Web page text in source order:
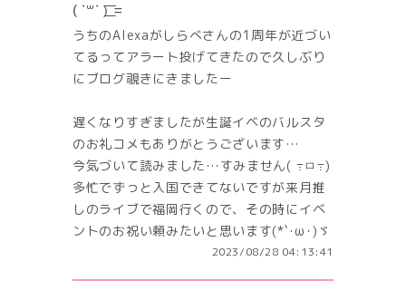
( ˙꒳​˙ )͟͟͞͞ =
うちのAlexaがしらべさんの1周年が近づい
てるってアラート投げてきたので久しぶり
にブログ覗きにきましたー
遅くなりすぎましたが生誕イベのバルスタ
のお礼コメもありがとうございます…
今気づいて読みました…すみません( ߹ㅁ߹)
多忙でずっと入国できてないですが来月推
しのライブで福岡行くので、その時にイベ
ントのお祝い頼みたいと思います(*`･ω･)ゞ
2023/08/28 04:13:41